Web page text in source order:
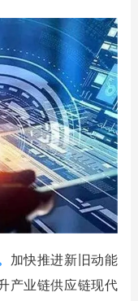
加快推进新旧动能
产业链供应链现代